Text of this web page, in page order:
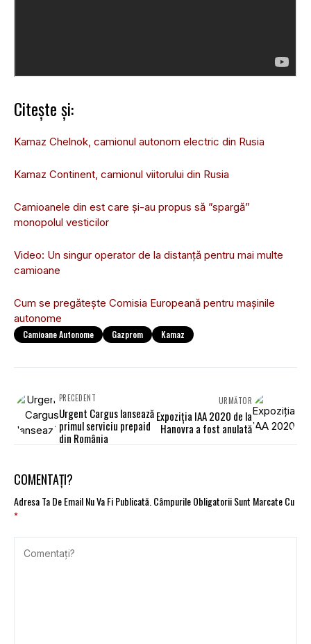
Citește și:
Kamaz Chelnok, camionul autonom electric din Rusia
Kamaz Continent, camionul viitorului din Rusia
Camioanele din est care și-au propus să ”spargă”
monopolul vesticilor
Video: Un singur operator de la distanță pentru mai multe
camioane
Cum se pregăteşte Comisia Europeană pentru maşinile
autonome
Camioane Autonome Gazprom Kamaz
PRECEDENT
Urgent Cargus lansează
primul serviciu prepaid
din România
URMĂTOR
Expoziția IAA 2020 de la
Hanovra a fost anulată
COMENTAȚI?
Adresa Ta De Email Nu Va Fi Publicată. Câmpurile Obligatorii Sunt Marcate Cu
*